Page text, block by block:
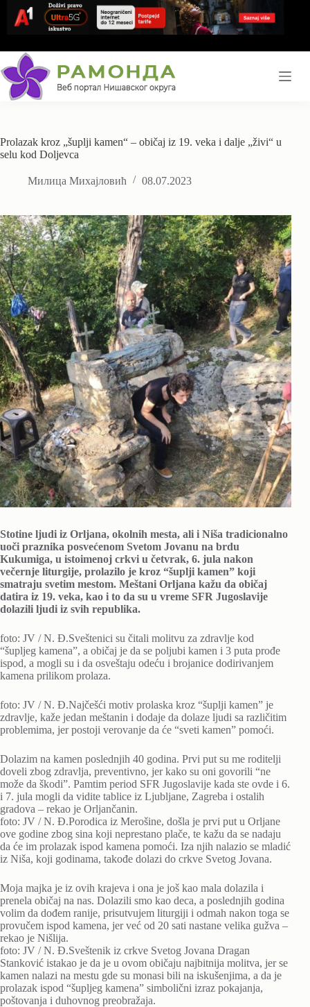
content
Prolazak kroz „šuplji kamen“ – običaj iz 19. veka i dalje „živi“ u
selu kod Doljevca
Милица Михајловић 08.07.2023
Stotine ljudi iz Orljana, okolnih mesta, ali i Niša tradicionalno
uoči praznika posvećenom Svetom Jovanu na brdu
Kukumiga, u istoimenoj crkvi u četvrak, 6. jula nakon
večernje liturgije, prolazilo je kroz “šuplji kamen” koji
smatraju svetim mestom. Meštani Orljana kažu da običaj
datira iz 19. veka, kao i to da su u vreme SFR Jugoslavije
dolazili ljudi iz svih republika.
foto: JV / N. Đ.Sveštenici su čitali molitvu za zdravlje kod
“šupljeg kamena”, a običaj je da se poljubi kamen i 3 puta prođe
ispod, a mogli su i da osveštaju odeću i brojanice dodirivanjem
kamena prilikom prolaza.
foto: JV / N. Đ.Najčešći motiv prolaska kroz “šuplji kamen” je
zdravlje, kaže jedan meštanin i dodaje da dolaze ljudi sa različitim
problemima, jer postoji verovanje da će “sveti kamen” pomoći.
Dolazim na kamen poslednjih 40 godina. Prvi put su me roditelji
doveli zbog zdravlja, preventivno, jer kako su oni govorili “ne
može da škodi”. Pamtim period SFR Jugoslavije kada ste ovde i 6.
i 7. jula mogli da vidite tablice iz Ljubljane, Zagreba i ostalih
gradova – rekao je Orljančanin.
foto: JV / N. Đ.Porodica iz Merošine, došla je prvi put u Orljane
ove godine zbog sina koji neprestano plače, te kažu da se nadaju
da će im prolazak ispod kamena pomoći. Iza njih nalazio se mladić
iz Niša, koji godinama, takođe dolazi do crkve Svetog Jovana.
Moja majka je iz ovih krajeva i ona je još kao mala dolazila i
prenela običaj na nas. Dolazili smo kao deca, a poslednjih godina
volim da dođem ranije, prisutvujem liturgiji i odmah nakon toga se
provučem ispod kamena, jer već od 20 sati nastane velika gužva –
rekao je Nišlija.
foto: JV / N. Đ.Sveštenik iz crkve Svetog Jovana Dragan
Stanković istakao je da je u ovom običaju najbitnija molitva, jer se
kamen nalazi na mestu gde su monasi bili na iskušenjima, a da je
prolazak ispod “šupljeg kamena” simbolični izraz pokajanja,
poštovanja i duhovnog preobražaja.